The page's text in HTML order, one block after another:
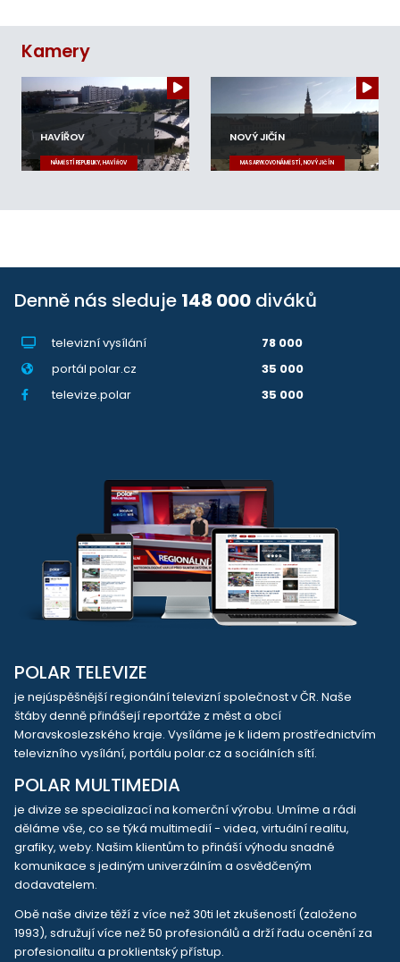
Kamery
HAVÍŘOV
NÁMĚSTÍ REPUBLIKY, HAVÍŘOV
NOVÝ JIČÍN
MASARYKOVO NÁMĚSTÍ, NOVÝ JIČÍN
Denně nás sleduje 148 000 diváků
televizní vysílání
78 000
portál polar.cz
35 000
televize.polar
35 000
POLAR TELEVIZE
je nejúspěšnější regionální televizní společnost v ČR. Naše
štáby denně přinášejí reportáže z měst a obcí
Moravskoslezského kraje. Vysíláme je k lidem prostřednictvím
televizního vysílání, portálu polar.cz a sociálních sítí.
POLAR MULTIMEDIA
je divize se specializací na komerční výrobu. Umíme a rádi
děláme vše, co se týká multimedií - videa, virtuální realitu,
grafiky, weby. Našim klientům to přináší výhodu snadné
komunikace s jediným univerzálním a osvědčeným
dodavatelem.
Obě naše divize těží z více než 30ti let zkušeností (založeno
1993), sdružují více než 50 profesionálů a drží řadu ocenění za
profesionalitu a proklientský přístup.